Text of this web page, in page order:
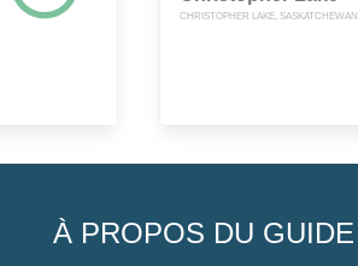
CHRISTOPHER LAKE, SASKATCHEWAN
À PROPOS DU GUIDE